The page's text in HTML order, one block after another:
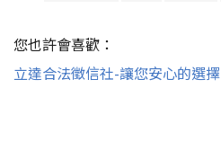
您也許會喜歡：
立達合法徵信社-讓您安心的選擇